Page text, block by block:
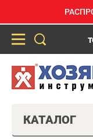
КАТАЛОГ